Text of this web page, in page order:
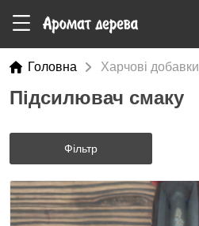
Головна Харчові добавки
Підсилювач смаку
Фільтр